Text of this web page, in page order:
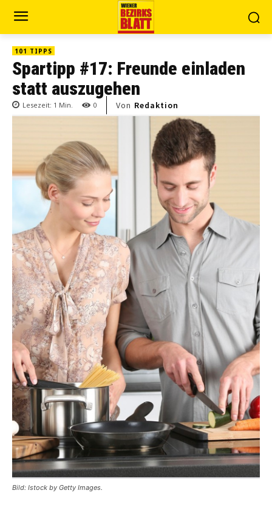
101 TIPPS
Spartipp #17: Freunde einladen
statt auszugehen
Lesezeit: 1 Min. 0 Von Redaktion
Bild: Istock by Getty Images.